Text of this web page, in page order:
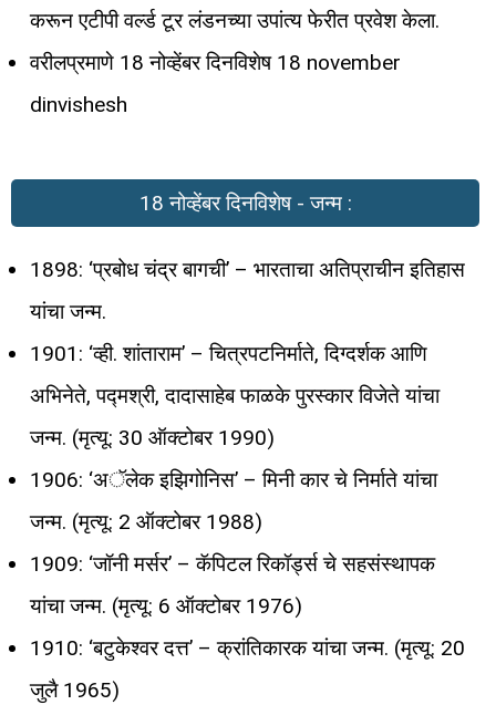
करून एटीपी वर्ल्ड टूर लंडनच्या उपांत्य फेरीत प्रवेश केला.
वरीलप्रमाणे 18 नोव्हेंबर दिनविशेष 18 november
dinvishesh
18 नोव्हेंबर दिनविशेष - जन्म :
1898: ‘प्रबोध चंद्र बागची’ – भारताचा अतिप्राचीन इतिहास
यांचा जन्म.
1901: ‘व्ही. शांताराम’ – चित्रपटनिर्माते, दिग्दर्शक आणि
अभिनेते, पद्मश्री, दादासाहेब फाळके पुरस्कार विजेते यांचा
जन्म. (मृत्यू: 30 ऑक्टोबर 1990)
1906: ‘अॅलेक इझिगोनिस’ – मिनी कार चे निर्माते यांचा
जन्म. (मृत्यू: 2 ऑक्टोबर 1988)
1909: ‘जॉनी मर्सर’ – कॅपिटल रिकॉर्ड्स चे सहसंस्थापक
यांचा जन्म. (मृत्यू: 6 ऑक्टोबर 1976)
1910: ‘बटुकेश्वर दत्त’ – क्रांतिकारक यांचा जन्म. (मृत्यू: 20
जुलै 1965)